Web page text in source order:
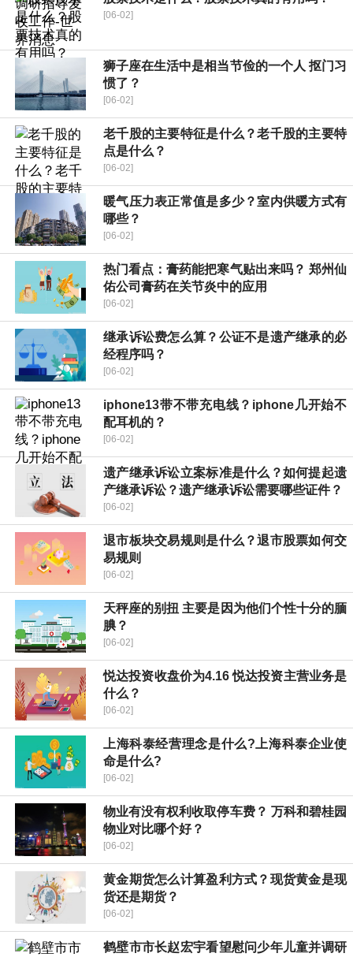
[06-02]
狮子座在生活中是相当节俭的一个人 抠门习
惯了？
[06-02]
老千股的主要特征是什么？老千股的主要特
点是什么？
[06-02]
暖气压力表正常值是多少？室内供暖方式有
哪些？
[06-02]
热门看点：膏药能把寒气贴出来吗？ 郑州仙
佑公司膏药在关节炎中的应用
[06-02]
继承诉讼费怎么算？公证不是遗产继承的必
经程序吗？
[06-02]
iphone13带不带充电线？iphone几开始不
配耳机的？
[06-02]
遗产继承诉讼立案标准是什么？如何提起遗
产继承诉讼？遗产继承诉讼需要哪些证件？
[06-02]
退市板块交易规则是什么？退市股票如何交
易规则
[06-02]
天秤座的别扭 主要是因为他们个性十分的腼
腆？
[06-02]
​悦达投资收盘价为4.16 ​悦达投资主营业务是
什么？
[06-02]
上海科泰经营理念是什么?上海科泰企业使
命是什么?
[06-02]
物业有没有权利收取停车费？ 万科和碧桂园
物业对比哪个好？
[06-02]
黄金期货怎么计算盈利方式？现货黄金是现
货还是期货？
[06-02]
鹤壁市市长赵宏宇看望慰问少年儿童并调研